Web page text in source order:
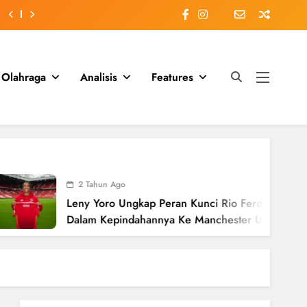
Olahraga Analisis Features
2 Tahun Ago
Leny Yoro Ungkap Peran Kunci Rio Ferdinand
Dalam Kepindahannya Ke Manchester United
Senilai £58 Juta